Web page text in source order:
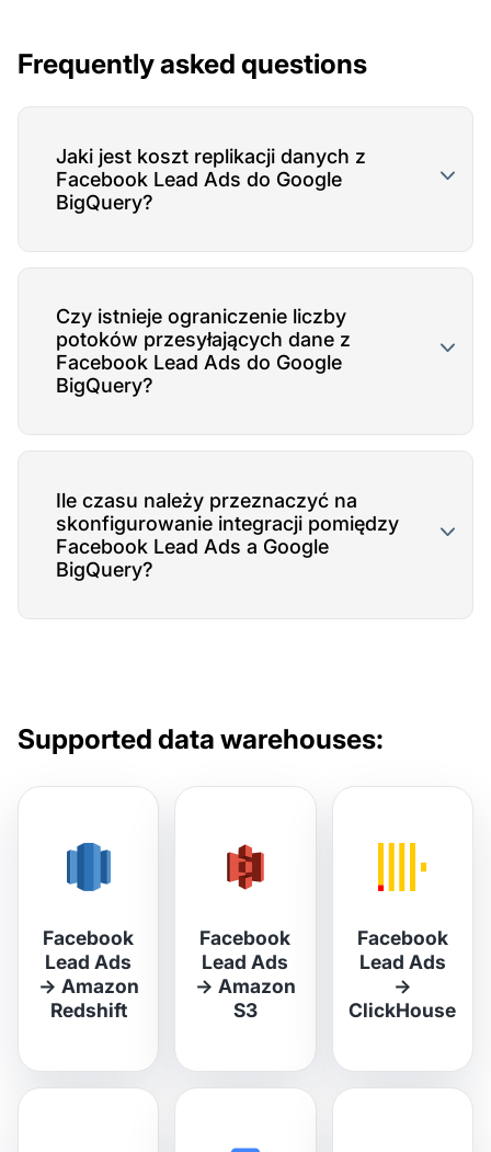
Frequently asked questions
Jaki jest koszt replikacji danych z
Facebook Lead Ads do Google
BigQuery?
Czy istnieje ograniczenie liczby
potoków przesyłających dane z
Facebook Lead Ads do Google
BigQuery?
Ile czasu należy przeznaczyć na
skonfigurowanie integracji pomiędzy
Facebook Lead Ads a Google
BigQuery?
Supported data warehouses:
Facebook
Lead Ads
→ Amazon
Redshift
Facebook
Lead Ads
→ Amazon
S3
Facebook
Lead Ads
→
ClickHouse